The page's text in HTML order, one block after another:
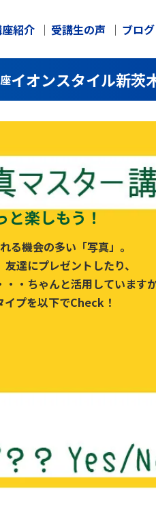
紹介 受講生の声 ブログ
イオンスタイル新茨
と楽しもう！
る機会の多い「写真」。
達にプレゼントしたり、
・ちゃんと活用しています
イプを以下でCheck！